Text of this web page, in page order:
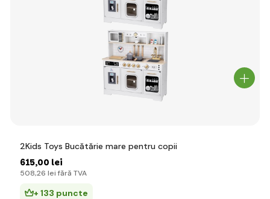
2Kids Toys Bucătărie mare pentru copii
615,00 lei
508,26 lei fără TVA
+ 133 puncte